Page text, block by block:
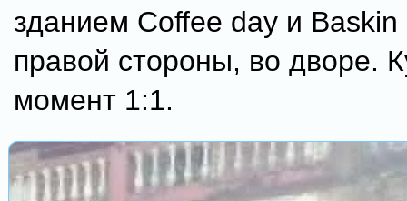
зданием Coffee day и
правой стороны, во дворе.
момент 1:1.